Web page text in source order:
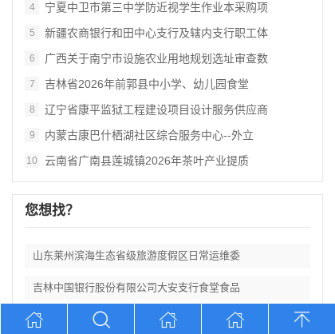
4 宁夏中卫市第三中学防近视学生作业本采购项
5 新疆农商银行和田中心支行及辖内支行职工体
6 广西关于南宁市设施农业用地规划选址审查数
7 吉林省2026年前郭县中小学、幼儿园食堂
8 辽宁省康平监狱工程建设项目设计服务供应商
9 内蒙古康巴什栖湖社区综合服务中心--外立
10 云南省广南县莲城镇2026年茶叶产业提质
您想找？
山东莱州滨海生态省级旅游度假区日常运维委
吉林中国银行股份有限公司大安支行食堂食品
山东济南遥墙机场二期改扩建工程西飞行区场